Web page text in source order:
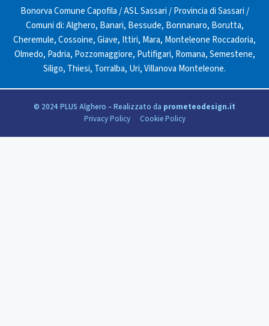
Bonorva Comune Capofila/ASL Sassari/Provincia di Sassari/
Comuni di:Alghero, Banari, Bessude, Bonnanaro, Borutta,
Cheremule,Cossoine,Giave, Ittiri, Mara, Monteleone Roccadoria,
Olmedo, Padria, Pozzomaggiore, Putifigari, Romana,Semestene,
Siligo, Thiesi, Torralba, Uri,Villanova Monteleone.
© 2024 PLUS Alghero – Realizzato da prometeodesign.it
Privacy Policy
Cookie Policy